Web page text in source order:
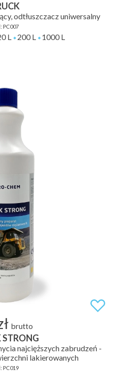
odtłuszczacz uniwersalny
PC007
L 200 L 1000 L
brutto
STRONG
najcięższych zabrudzeń -
lakierowanych
PC019